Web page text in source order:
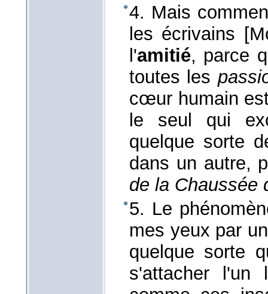
4. Mais
les écrivains
l'amitié, parce
toutes les
cœur humain
le seul qui
quelque sorte
dans un autre,
de la Chaussée
5. Le
mes yeux par
quelque sorte
s'attacher l'un